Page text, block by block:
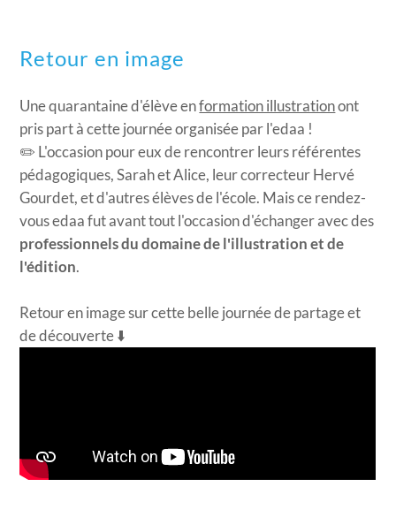
Retour en image
Une quarantaine d'élève enformation illustrationont
pris part à cette journée organisée par l'edaa !
✏️ L'occasion pour eux de rencontrer leurs référentes
pédagogiques, Sarah et Alice, leur correcteur Hervé
Gourdet, et d'autres élèves de l'école. Mais ce rendez-
vous edaa fut avant tout l'occasion d'échanger avec des
professionnels du domaine de l'illustration et de
l'édition.
​Retour en image sur cette belle journée de partage et
de découverte ⬇️